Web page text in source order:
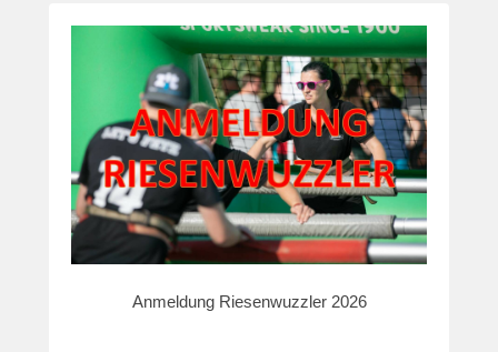
Anmeldung Riesenwuzzler 2026